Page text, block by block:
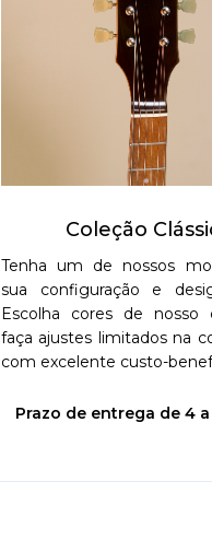
Coleção
Tenha um de nossos
sua configuração e
Escolha cores de nosso
faça ajustes limitados na
com excelente custo-
Prazo de entrega de 4 a